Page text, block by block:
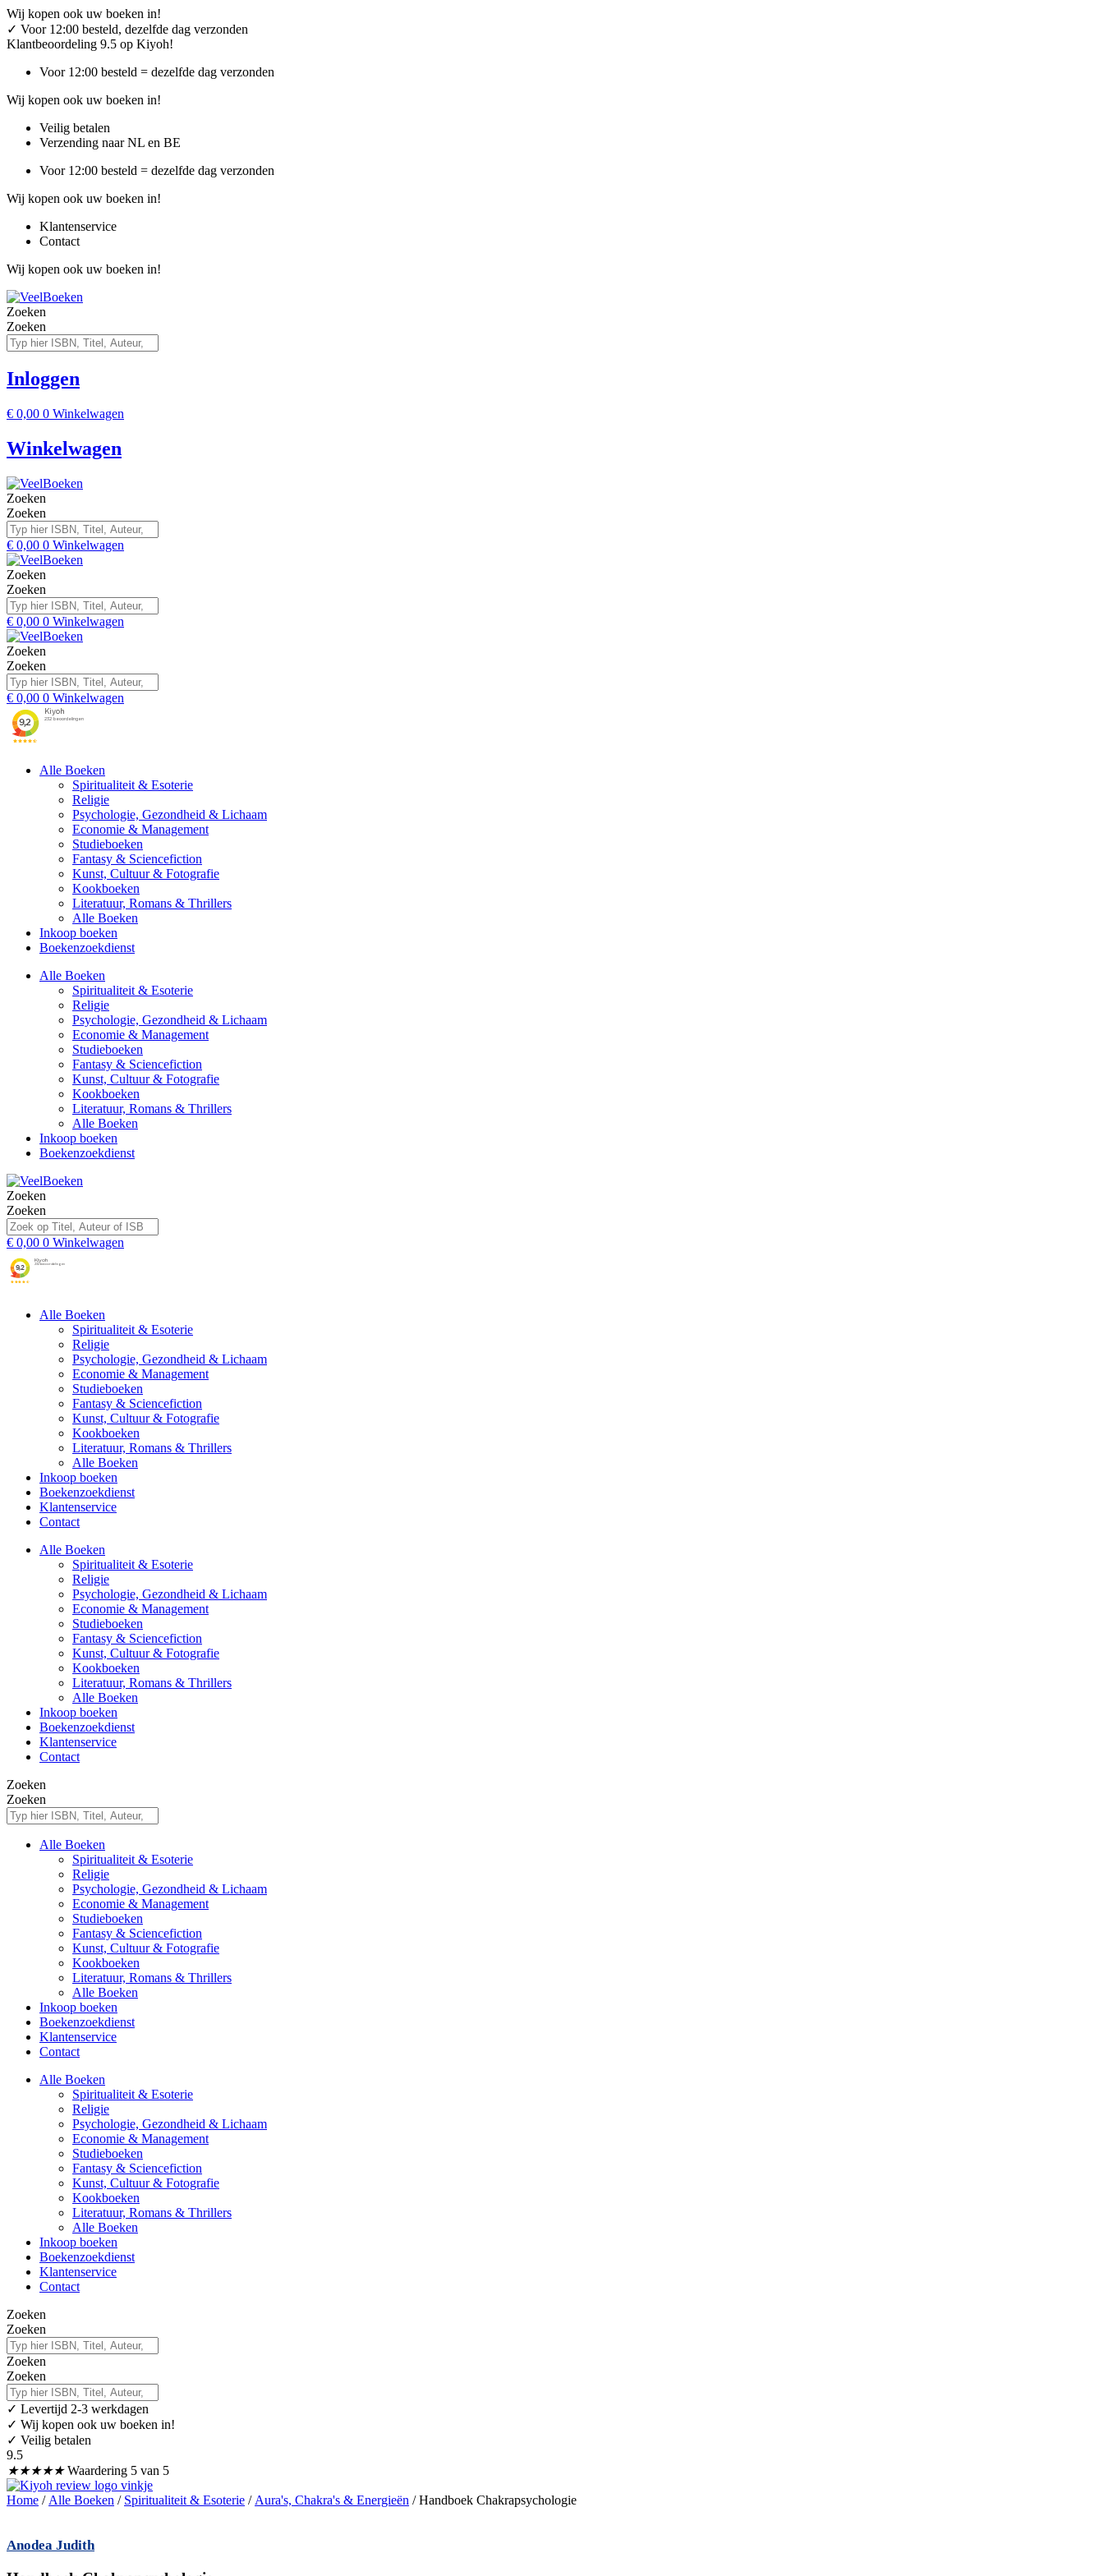
Ga
naar
de
Wij kopen ook uw boeken in!
✓ Voor 12:00 besteld, dezelfde dag verzonden
Klantbeoordeling 9.5 op Kiyoh!
Voor 12:00 besteld = dezelfde dag verzonden
Wij kopen ook uw boeken in!
Veilig betalen
Verzending naar NL en BE
Voor 12:00 besteld = dezelfde dag verzonden
Wij kopen ook uw boeken in!
Klantenservice
Contact
Wij kopen ook uw boeken in!
Zoeken
Zoeken
Inloggen
€ 0,00 0 Winkelwagen
Winkelwagen
Zoeken
Zoeken
€ 0,00 0 Winkelwagen
Zoeken
Zoeken
€ 0,00 0 Winkelwagen
Zoeken
Zoeken
€ 0,00 0 Winkelwagen
Alle Boeken
Spiritualiteit & Esoterie
Religie
Psychologie, Gezondheid & Lichaam
Economie & Management
Studieboeken
Fantasy & Sciencefiction
Kunst, Cultuur & Fotografie
Kookboeken
Literatuur, Romans & Thrillers
Alle Boeken
Inkoop boeken
Boekenzoekdienst
Alle Boeken
Spiritualiteit & Esoterie
Religie
Psychologie, Gezondheid & Lichaam
Economie & Management
Studieboeken
Fantasy & Sciencefiction
Kunst, Cultuur & Fotografie
Kookboeken
Literatuur, Romans & Thrillers
Alle Boeken
Inkoop boeken
Boekenzoekdienst
Zoeken
Zoeken
€ 0,00 0 Winkelwagen
Alle Boeken
Spiritualiteit & Esoterie
Religie
Psychologie, Gezondheid & Lichaam
Economie & Management
Studieboeken
Fantasy & Sciencefiction
Kunst, Cultuur & Fotografie
Kookboeken
Literatuur, Romans & Thrillers
Alle Boeken
Inkoop boeken
Boekenzoekdienst
Klantenservice
Contact
Alle Boeken
Spiritualiteit & Esoterie
Religie
Psychologie, Gezondheid & Lichaam
Economie & Management
Studieboeken
Fantasy & Sciencefiction
Kunst, Cultuur & Fotografie
Kookboeken
Literatuur, Romans & Thrillers
Alle Boeken
Inkoop boeken
Boekenzoekdienst
Klantenservice
Contact
Zoeken
Zoeken
Alle Boeken
Spiritualiteit & Esoterie
Religie
Psychologie, Gezondheid & Lichaam
Economie & Management
Studieboeken
Fantasy & Sciencefiction
Kunst, Cultuur & Fotografie
Kookboeken
Literatuur, Romans & Thrillers
Alle Boeken
Inkoop boeken
Boekenzoekdienst
Klantenservice
Contact
Alle Boeken
Spiritualiteit & Esoterie
Religie
Psychologie, Gezondheid & Lichaam
Economie & Management
Studieboeken
Fantasy & Sciencefiction
Kunst, Cultuur & Fotografie
Kookboeken
Literatuur, Romans & Thrillers
Alle Boeken
Inkoop boeken
Boekenzoekdienst
Klantenservice
Contact
Zoeken
Zoeken
Zoeken
Zoeken
✓ Levertijd 2-3 werkdagen
✓ Wij kopen ook uw boeken in!
✓ Veilig betalen
9.5
★★★★★ Waardering 5 van 5
Home / Alle Boeken / Spiritualiteit & Esoterie / Aura's, Chakra's & Energieën / Handboek Chakrapsychologie
Anodea Judith